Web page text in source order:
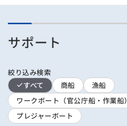
サポート
絞り込み検索
すべて
商船
漁船
ワークボート（官公庁船・作業船）
プレジャーボート